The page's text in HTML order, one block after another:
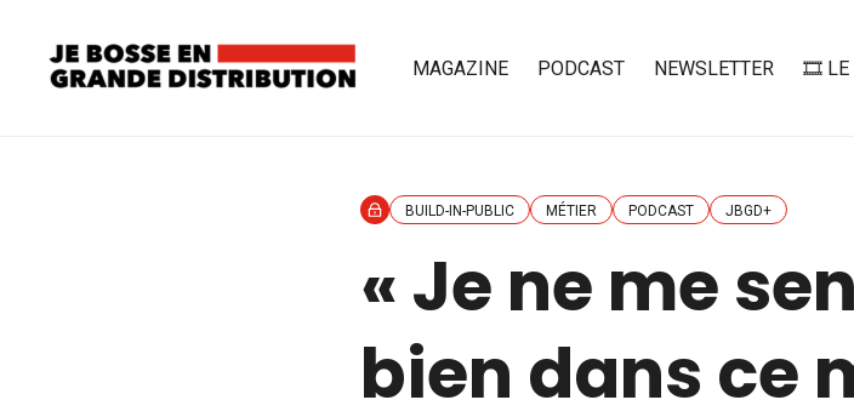
MAGAZINE PODCAST NEWSLETTER 🎞️ LE
BUILD-IN-PUBLIC MÉTIER PODCAST JBGD+
« Je ne me
bien dans ce